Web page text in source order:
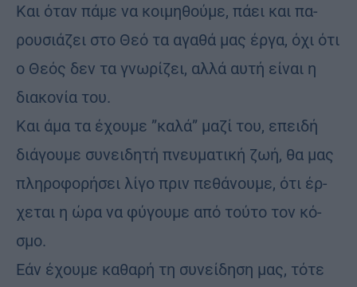
Και όταν πάμε να κοι­μη­θού­με, πάει και πα­
ρου­σιά­ζει στο Θεό τα αγα­θά μας έργα, όχι ότι
ο Θεός δεν τα γνω­ρί­ζει, αλλά αυτή εί­ναι η
δια­κο­νία του.
Και άμα τα έχου­με ”κα­λά” μαζί του, επει­δή
διά­γου­με συ­νει­δη­τή πνευ­μα­τι­κή ζωή, θα μας
πλη­ρο­φο­ρή­σει λίγο πριν πε­θά­νου­με, ότι έρ­
χε­ται η ώρα να φύ­γου­με από τού­το τον κό­
σμο.
Εάν έχου­με κα­θα­ρή τη συ­νεί­δη­ση μας, τότε